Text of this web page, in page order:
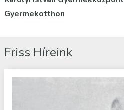
Gyermekotthon
Friss Híreink